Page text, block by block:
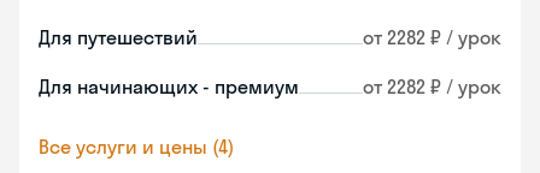
Для путешествий от 2282 ₽ / урок
Для начинающих - премиум от 2282 ₽ / урок
Все услуги и цены (4)